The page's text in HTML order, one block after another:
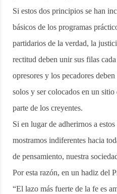
Si estos dos principios se han
básicos de los programas
partidarios de la verdad, la
rectitud deben unir sus filas
opresores y los pecadores
solos y ser colocados en un
parte de los creyentes.
Si en lugar de adherirnos a
mostramos indiferentes hacia
de pensamiento, nuestra
Por esta razón, en un hadiz del
“El lazo más fuerte de la fe es